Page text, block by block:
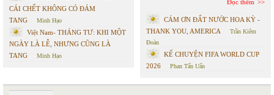
CÁI CHẾT KHÔNG CÓ ĐÁM
TANG
Minh Hạo
Việt Nam- THÁNG TƯ: KHI MỘT
NGÀY LÀ LỄ, NHƯNG CŨNG LÀ
TANG
Minh Hạo
Đọc thêm
CÁM ƠN ĐẤT NƯỚC HOA KỲ -
THANK YOU, AMERICA
Trần Kiêm
Đoàn
KỂ CHUYỆN FIFA WORLD CUP
2026
Phan Tấn Uẩn